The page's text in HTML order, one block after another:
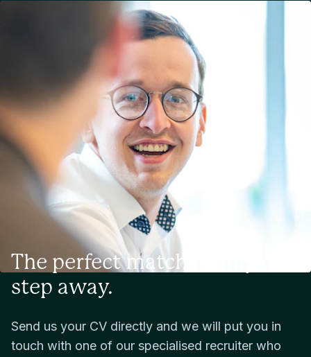
The perfect match is only one
step away.
Send us your CV directly and we will put you in
touch with one of our specialised recruiter who